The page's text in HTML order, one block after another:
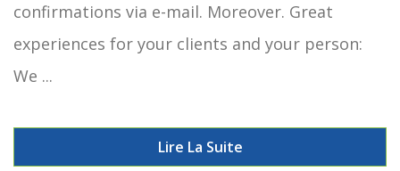
confirmations via e-mail. Moreover. Great
experiences for your clients and your person:
We ...
Lire La Suite